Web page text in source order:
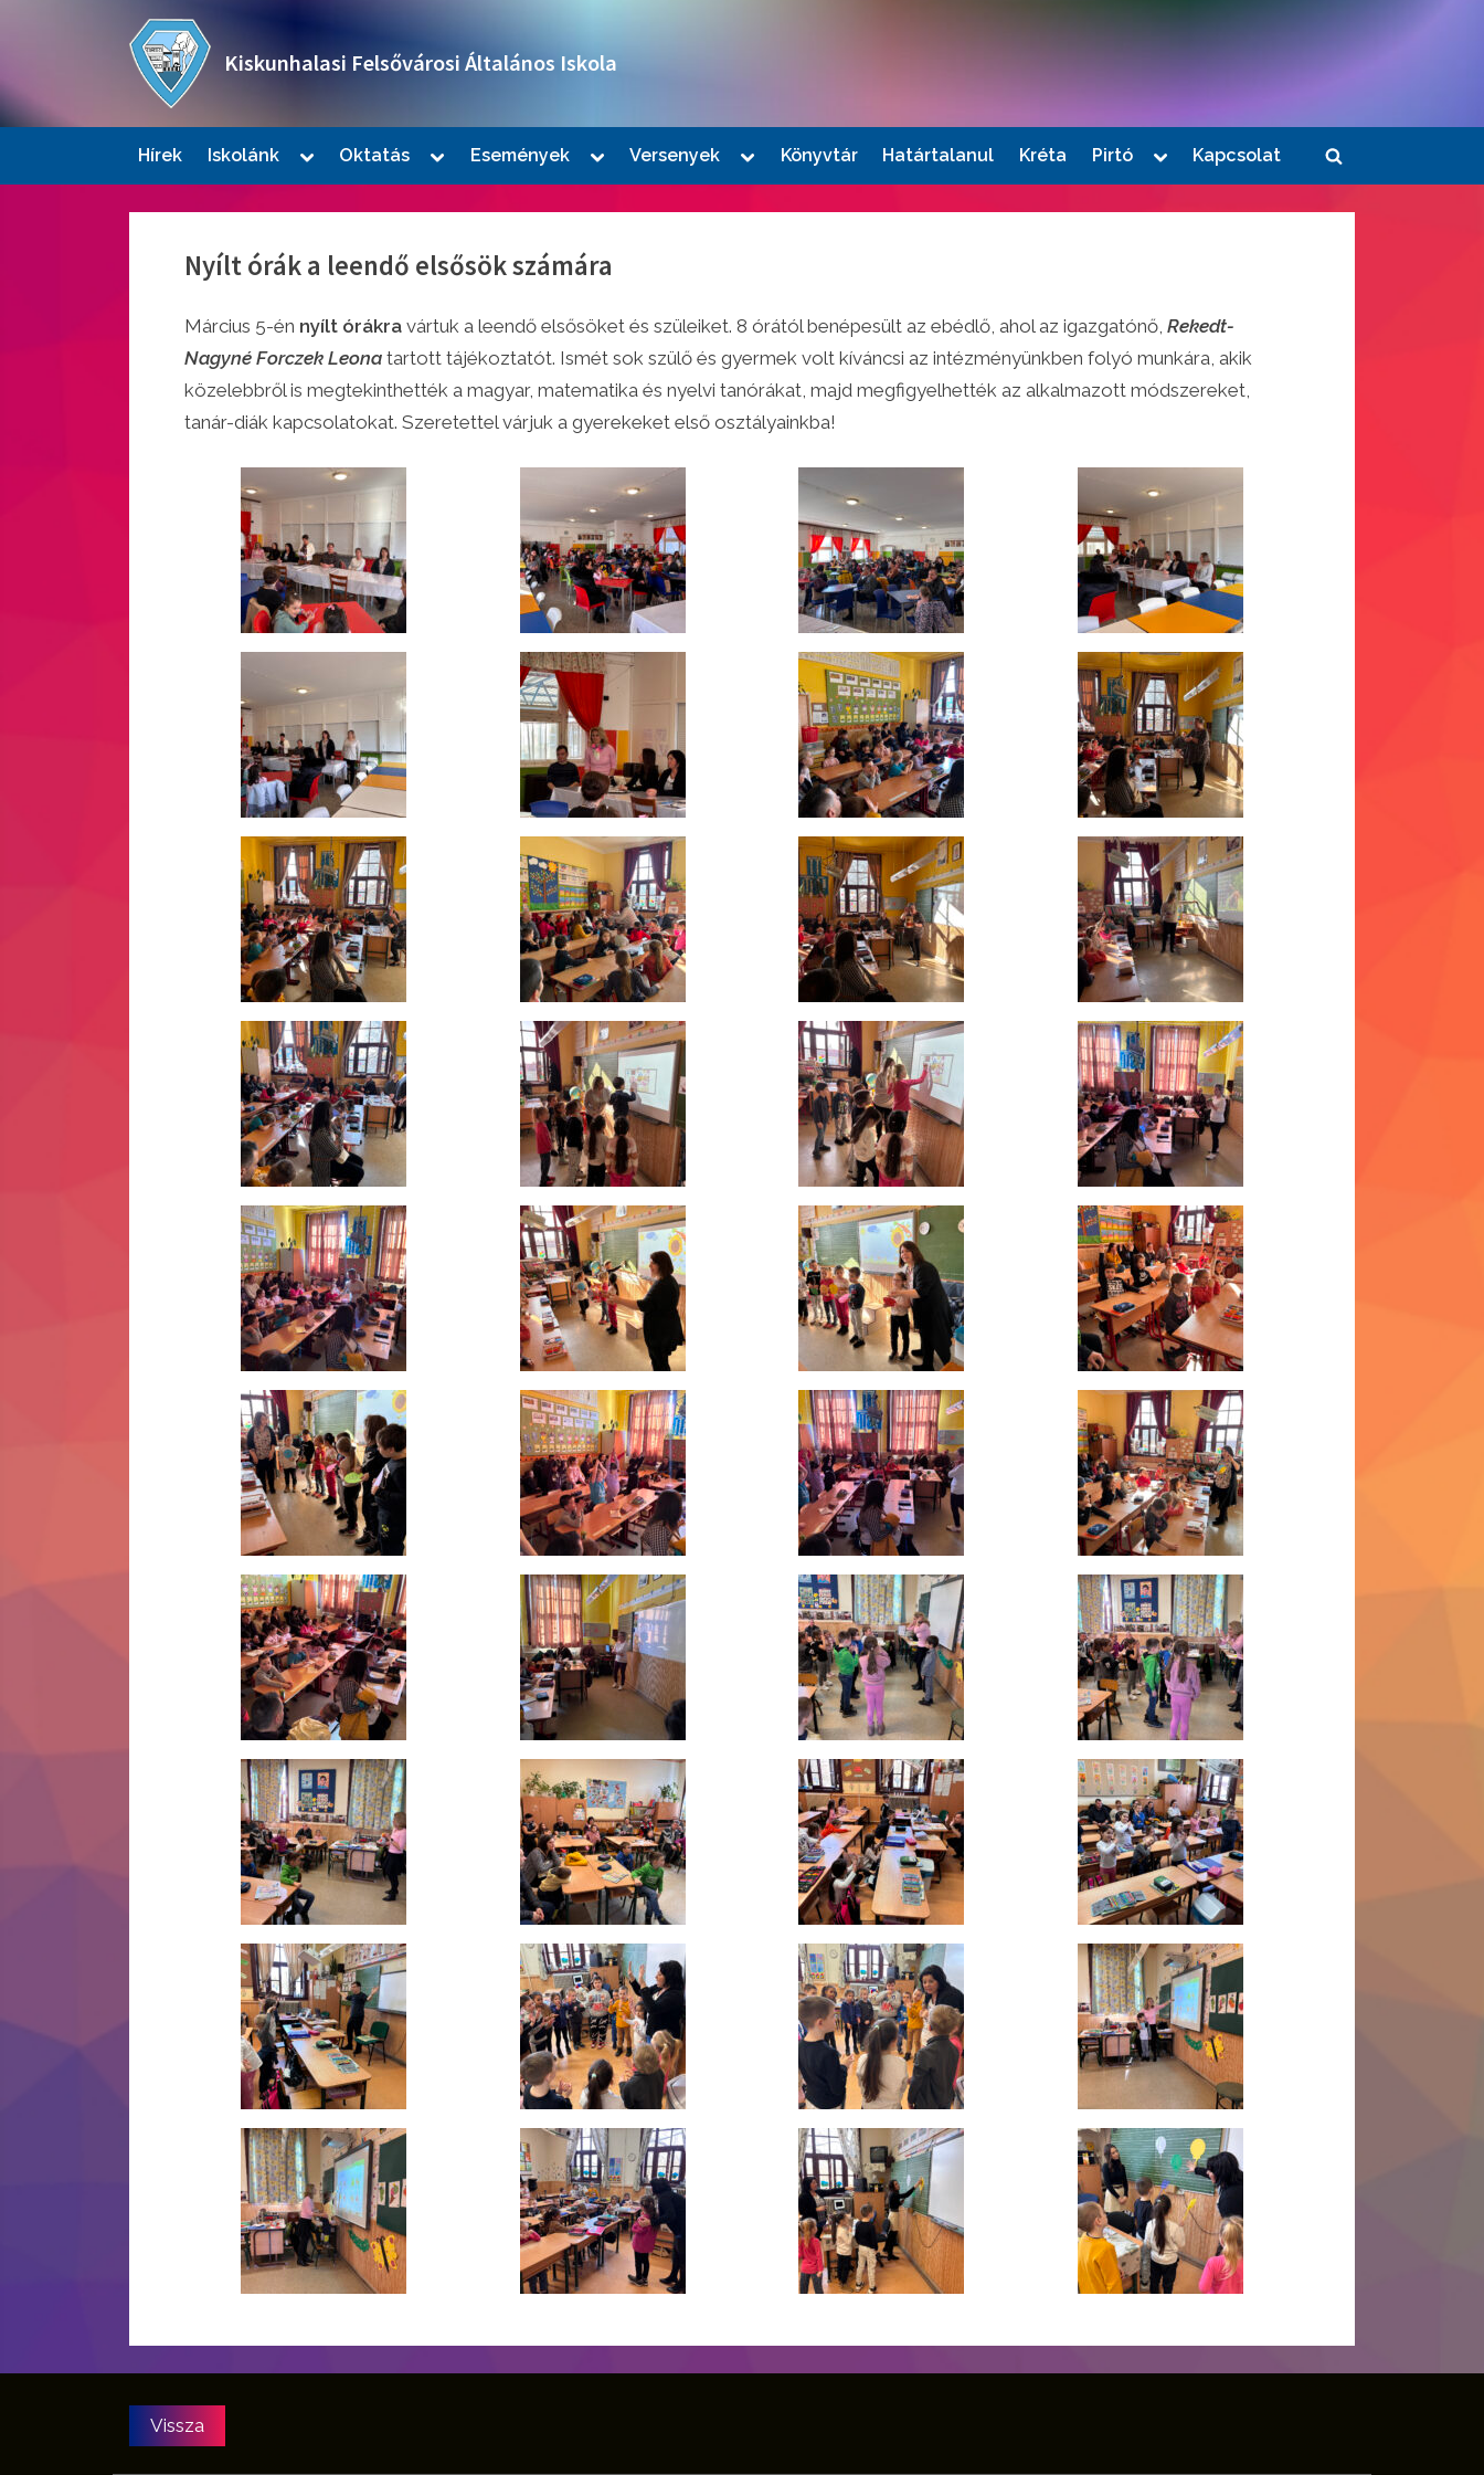
Kiskunhalasi Felsővárosi Általános Iskola
Hírek Iskolánk
Toggle
menu
Toggle
menu
Toggle
Oktatás
Toggle
menu
Események
Toggle
menu
Versenyek
Toggle
menu
Könyvtár Határtalanul Kréta Pirtó
Toggle
menu
Kapcsolat
Toggle
Nyílt órák a leendő elsősök számára
Március 5-én nyílt órákra vártuk a leendő elsősöket és szüleiket. 8 órától benépesült az ebédlő, ahol az igazgatónő, Rekedt-
Nagyné Forczek Leona tartott tájékoztatót. Ismét sok szülő és gyermek volt kíváncsi az intézményünkben folyó munkára, akik
közelebbről is megtekinthették a magyar, matematika és nyelvi tanórákat, majd megfigyelhették az alkalmazott módszereket,
tanár-diák kapcsolatokat. Szeretettel várjuk a gyerekeket első osztályainkba!